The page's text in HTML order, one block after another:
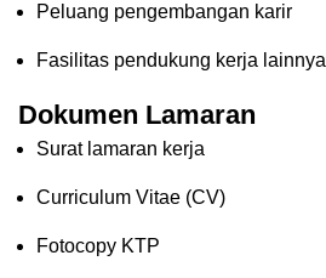
Peluang pengembangan karir
Fasilitas pendukung kerja lainnya
Dokumen Lamaran
Surat lamaran kerja
Curriculum Vitae (CV)
Fotocopy KTP